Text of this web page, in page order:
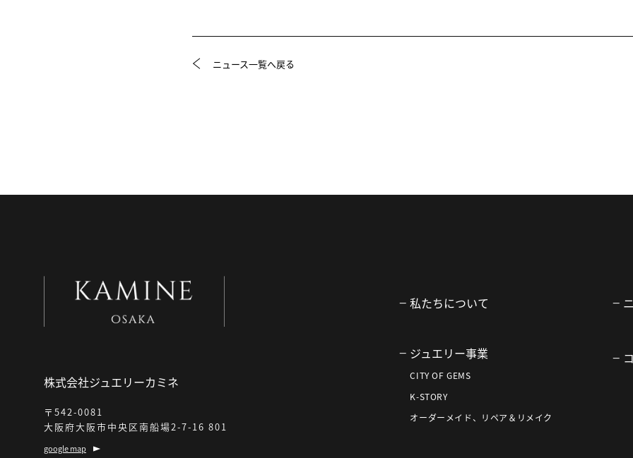
ニュース一覧へ戻る
株式会社ジュエリーカミネ
〒542-0081
大阪府大阪市中央区南船場2-7-16 801
google map
私たちについて
ジュエリー事業
CITY OF GEMS
K-STORY
オーダーメイド、リペア＆リメイク